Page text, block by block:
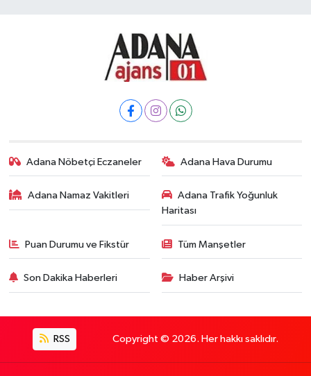
Adana Nöbetçi Eczaneler Adana Hava Durumu
Adana Namaz Vakitleri
Adana Trafik Yoğunluk
Haritası
Puan Durumu ve Fikstür Tüm Manşetler
Son Dakika Haberleri Haber Arşivi
RSS Copyright © 2026. Her hakkı saklıdır.